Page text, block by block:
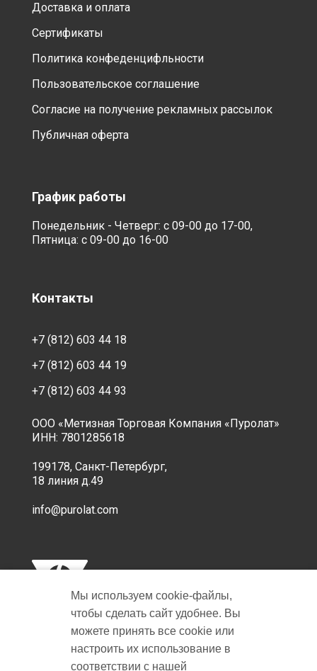
Доставка и оплата
Сертификаты
Политика конфеденцифльности
Пользовательское соглашение
Согласие на получение рекламных рассылок
Публичная оферта
График работы
Понедельник - Четверг: с 09-00 до 17-00,
Пятница: с 09-00 до 16-00
Контакты
+7 (812) 603 44 18
+7 (812) 603 44 19
+7 (812) 603 44 93
ООО «Метизная Торговая Компания «Пуролат»
ИНН: 7801285618
199178, Санкт-Петербург,
18 линия д.49
info@purolat.com
Copyright © 2001-2026 Пуролат.
Мы используем cookie‑файлы,
чтобы сделать сайт удобнее. Вы
можете принять все cookie или
настроить их использование в
соответствии с нашей